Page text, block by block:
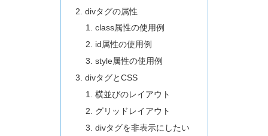
divタグの属性
class属性の使用例
id属性の使用例
style属性の使用例
divタグとCSS
横並びのレイアウト
グリッドレイアウト
divタグを非表示にしたい